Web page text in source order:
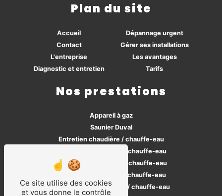
Plan du site
Accueil
Contact
L'entreprise
Diagnostic et entretien
Dépannage urgent
Gérer ses installations
Les avantages
Tarifs
Nos prestations
Appareil à gaz
Saunier Duval
Entretien chaudière / chauffe-eau
Installation chaudière / chauffe-eau
Dépannage chaudière / chauffe-eau
Réparation chaudière / chauffe-eau
Maintenance chaudière / chauffe-eau
Ce site utilise des cookies
et vous donne le contrôle